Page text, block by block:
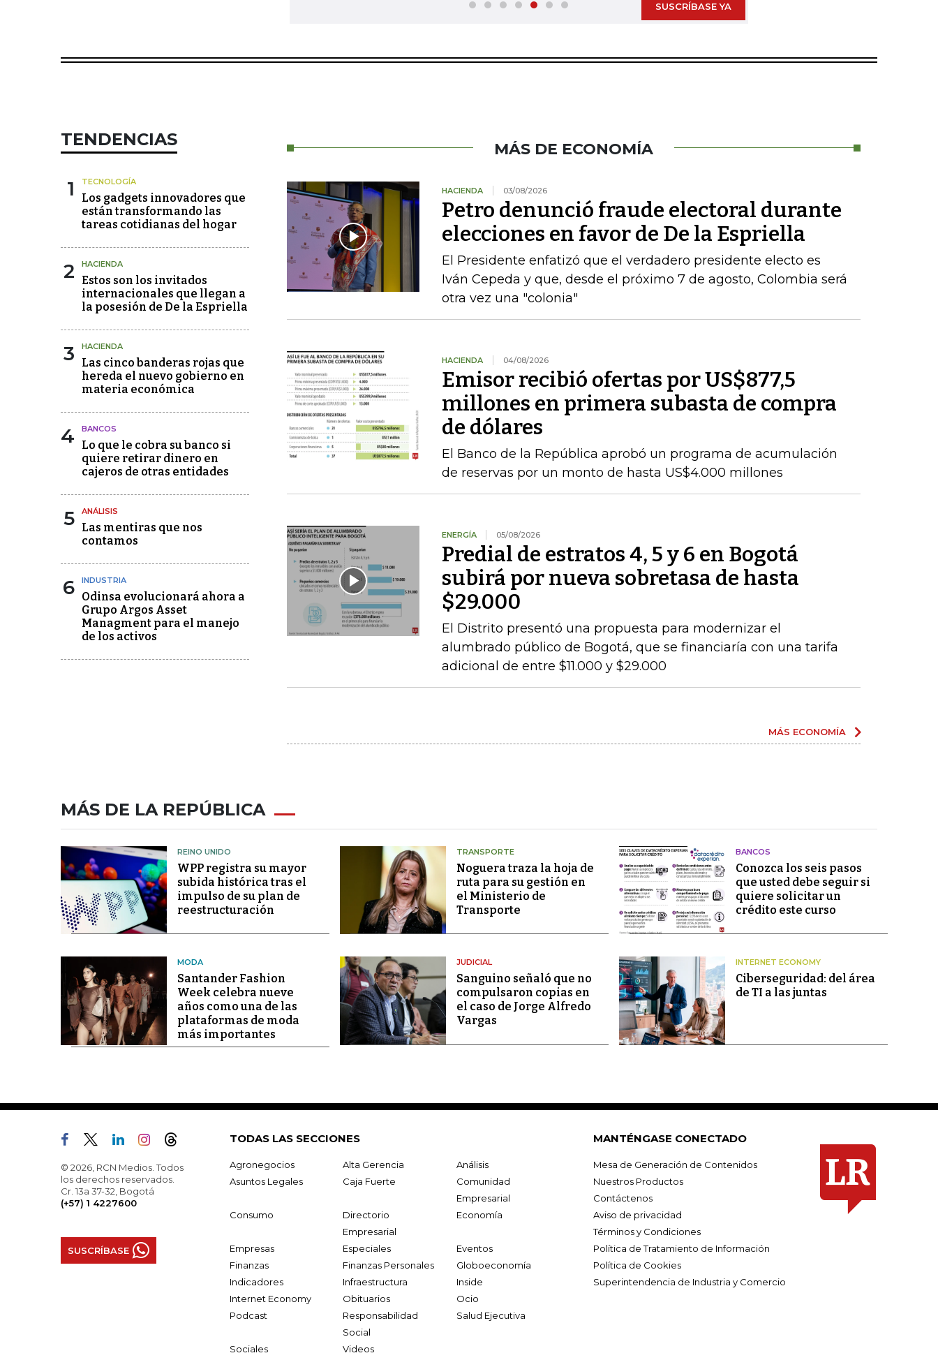
SUSCRÍBASE YA
TENDENCIAS
1 TECNOLOGÍA
Los gadgets innovadores que
están transformando las
tareas cotidianas del hogar
2 HACIENDA
Estos son los invitados
internacionales que llegan a
la posesión de De la Espriella
3 HACIENDA
Las cinco banderas rojas que
hereda el nuevo gobierno en
materia económica
4 BANCOS
Lo que le cobra su banco si
quiere retirar dinero en
cajeros de otras entidades
5 ANÁLISIS
Las mentiras que nos
contamos
6 INDUSTRIA
Odinsa evolucionará ahora a
Grupo Argos Asset
Managment para el manejo
de los activos
MÁS DE ECONOMÍA
HACIENDA 03/08/2026
Petro denunció fraude electoral durante
elecciones en favor de De la Espriella
El Presidente enfatizó que el verdadero presidente electo es
Iván Cepeda y que, desde el próximo 7 de agosto, Colombia será
otra vez una "colonia"
HACIENDA 04/08/2026
Emisor recibió ofertas por US$877,5
millones en primera subasta de compra
de dólares
El Banco de la República aprobó un programa de acumulación
de reservas por un monto de hasta US$4.000 millones
ENERGÍA 05/08/2026
Predial de estratos 4, 5 y 6 en Bogotá
subirá por nueva sobretasa de hasta
$29.000
El Distrito presentó una propuesta para modernizar el
alumbrado público de Bogotá, que se financiaría con una tarifa
adicional de entre $11.000 y $29.000
MÁS ECONOMÍA
MÁS DE LA REPÚBLICA
REINO UNIDO
WPP registra su mayor
subida histórica tras el
impulso de su plan de
reestructuración
TRANSPORTE
Noguera traza la hoja de
ruta para su gestión en
el Ministerio de
Transporte
BANCOS
Conozca los seis pasos
que usted debe seguir si
quiere solicitar un
crédito este curso
MODA
Santander Fashion
Week celebra nueve
años como una de las
plataformas de moda
más importantes
JUDICIAL
Sanguino señaló que no
compulsaron copias en
el caso de Jorge Alfredo
Vargas
INTERNET ECONOMY
Ciberseguridad: del área
de TI a las juntas
© 2026, RCN Medios. Todos
los derechos reservados.
Cr. 13a 37-32, Bogotá
(+57) 1 4227600
SUSCRÍBASE
TODAS LAS SECCIONES
Agronegocios Alta Gerencia
Análisis
Asuntos Legales
Caja Fuerte
Comunidad
Empresarial
Consumo
Directorio
Empresarial
Economía
Empresas Especiales
Eventos
Finanzas
Finanzas Personales
Globoeconomía
Indicadores
Infraestructura
Inside
Internet Economy
Obituarios
Ocio
Podcast
Responsabilidad
Social
Salud Ejecutiva
Sociales Videos
MANTÉNGASE CONECTADO
Mesa de Generación de Contenidos
Nuestros Productos
Contáctenos
Aviso de privacidad
Términos y Condiciones
Política de Tratamiento de Información
Política de Cookies
Superintendencia de Industria y Comercio